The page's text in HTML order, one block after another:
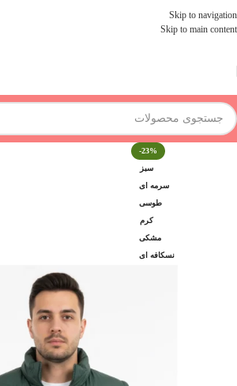
Skip to navigation
Skip to main content
-23%
سبز
سرمه ای
طوسی
کرم
مشکی
نسکافه ای